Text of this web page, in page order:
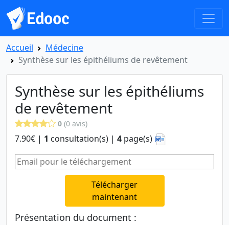
Accueil
Médecine
Synthèse sur les épithéliums de revêtement
Synthèse sur les épithéliums
de revêtement
0 (0 avis)
7.90€ | 1 consultation(s) | 4 page(s)
Télécharger
maintenant
Présentation du document :